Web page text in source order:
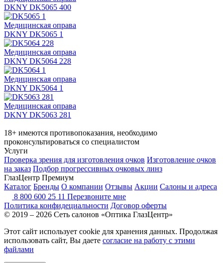
DKNY DK5065 400
Медицинская оправа
DKNY DK5065 1
Медицинская оправа
DKNY DK5064 228
Медицинская оправа
DKNY DK5064 1
Медицинская оправа
DKNY DK5063 281
18+ имеются противопоказания, необходимо
проконсультироваться со специалистом
Услуги
Проверка зрения для изготовления очков Изготовление очков
на заказ Подбор прогрессивных очковых линз
ГлазЦентр Премиум
Каталог Бренды О компании Отзывы Акции Салоны и адреса
8 800 600 25 11 Перезвоните мне
Политика конфидециальности Договор оферты
© 2019 – 2026 Сеть салонов «Оптика ГлазЦентр»
Этот сайт использует cookie для хранения данных. Продолжая
использовать сайт, Вы даете согласие на работу с этими
файлами